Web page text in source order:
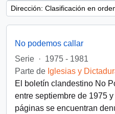
Dirección: Clasificación en
No podemos callar
Serie · 1975 - 1981
Parte de Iglesias y
El boletín clandestino No
entre septiembre de 1975
páginas se encuentran